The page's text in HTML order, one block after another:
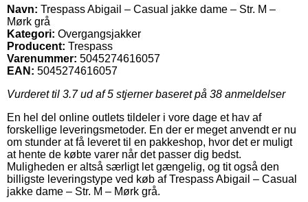
Navn: Trespass Abigail – Casual jakke dame – Str. M –
Mørk grå
Kategori: Overgangsjakker
Producent: Trespass
Varenummer: 5045274616057
EAN: 5045274616057
Vurderet til 3.7ud af 5 stjerner baseret på 38 anmeldelser
En hel del online outlets tildeler i vore dage et hav af
forskellige leveringsmetoder. En der er meget anvendt er nu
om stunder at få leveret til en pakkeshop, hvor det er muligt
at hente de købte varer når det passer dig bedst.
Muligheden er altså særligt let gængelig, og tit også den
billigste leveringstype ved køb af Trespass Abigail – Casual
jakke dame – Str. M – Mørk grå.